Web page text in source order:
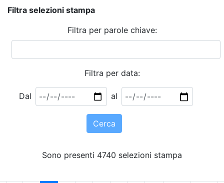
Filtra selezioni stampa
Filtra per parole chiave:
Filtra per data:
Dal al
Cerca
Sono presenti 4740 selezioni stampa